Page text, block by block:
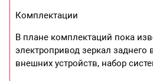
Комплектации
В плане комплектаций пока
электропривод зеркал
внешних устройств, набор